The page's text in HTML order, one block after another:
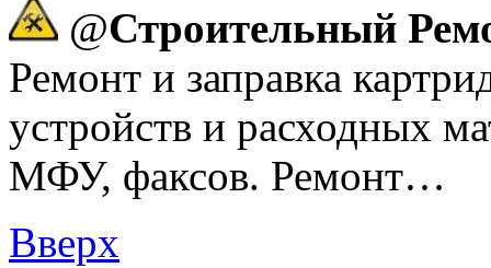
@Строительный
Ремонт и заправка
устройств и расходных
МФУ, факсов. Ремонт…
Вверх